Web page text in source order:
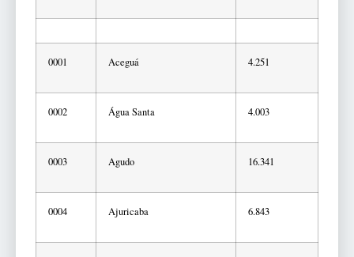
0001 Aceguá 4.251
0002 Água Santa 4.003
0003 Agudo 16.341
0004 Ajuricaba 6.843